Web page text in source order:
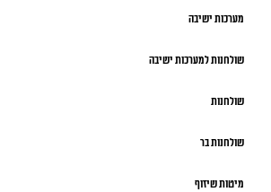
מערכות ישיבה
שולחנות למערכות ישיבה
שולחנות
שולחנות בר
מיטות שיזוף